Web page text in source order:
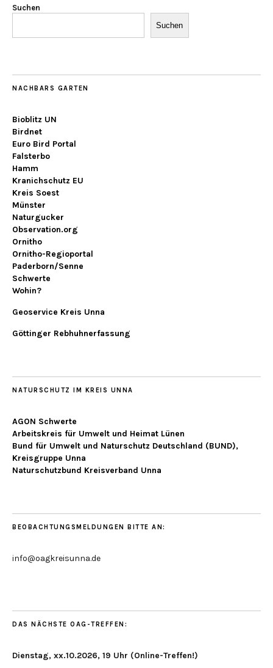
Suchen
Suchen
NACHBARS GARTEN
Bioblitz UN
Birdnet
Euro Bird Portal
Falsterbo
Hamm
Kranichschutz EU
Kreis Soest
Münster
Naturgucker
Observation.org
Ornitho
Ornitho-Regioportal
Paderborn/Senne
Schwerte
Wohin?
Geoservice Kreis Unna
Göttinger Rebhuhnerfassung
NATURSCHUTZ IM KREIS UNNA
AGON Schwerte
Arbeitskreis für Umwelt und Heimat Lünen
Bund für Umwelt und Naturschutz Deutschland (BUND),
Kreisgruppe Unna
Naturschutzbund Kreisverband Unna
BEOBACHTUNGSMELDUNGEN BITTE AN:
info@oagkreisunna.de
DAS NÄCHSTE OAG-TREFFEN:
Dienstag, xx.10.2026, 19 Uhr (Online-Treffen!)